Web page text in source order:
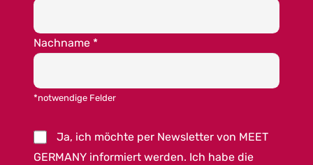
Nachname *
*notwendige Felder
Ja, ich möchte per Newsletter von MEET
GERMANY informiert werden. Ich habe die